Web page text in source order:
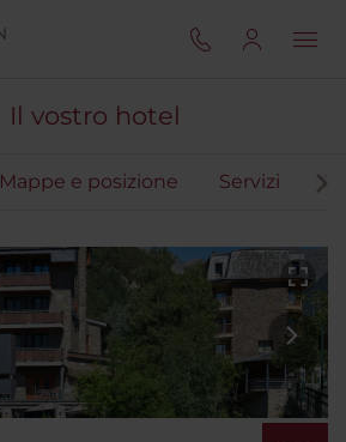
Il vostro hotel
Mappe e posizione Servizi